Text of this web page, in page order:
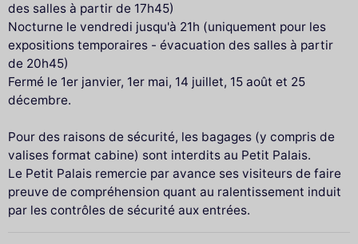
des salles à partir de 17h45)
Nocturne le vendredi jusqu'à 21h (uniquement pour les
expositions temporaires - évacuation des salles à partir
de 20h45)
Fermé le 1er janvier, 1er mai, 14 juillet, 15 août et 25
décembre.
Pour des raisons de sécurité, les bagages (y compris de
valises format cabine) sont interdits au Petit Palais.
Le Petit Palais remercie par avance ses visiteurs de faire
preuve de compréhension quant au ralentissement induit
par les contrôles de sécurité aux entrées.